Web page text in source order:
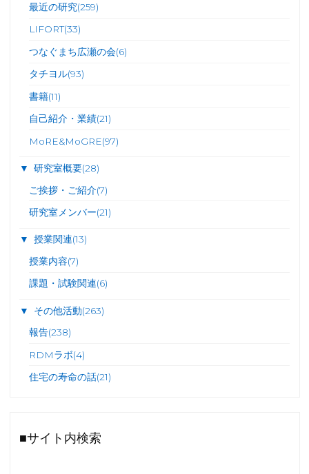
最近の研究(259)
LIFORT(33)
つなぐまち広瀬の会(6)
タチヨル(93)
書籍(11)
自己紹介・業績(21)
MoRE&MoGRE(97)
▼ 研究室概要(28)
ご挨拶・ご紹介(7)
研究室メンバー(21)
▼ 授業関連(13)
授業内容(7)
課題・試験関連(6)
▼ その他活動(263)
報告(238)
RDMラボ(4)
住宅の寿命の話(21)
■サイト内検索